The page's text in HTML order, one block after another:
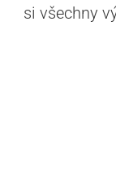
si všechny